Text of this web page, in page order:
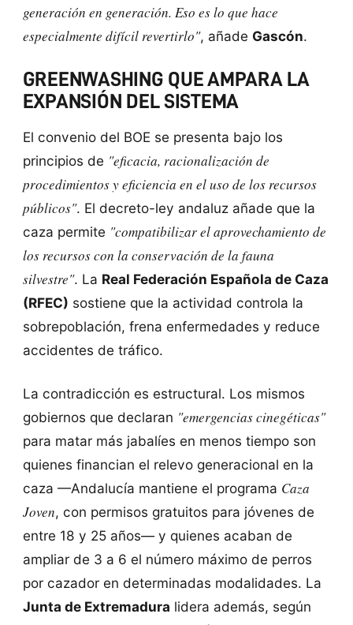
generación en generación. Eso es lo que hace
especialmente difícil revertirlo", añade Gascón.
GREENWASHING QUE AMPARA LA
EXPANSIÓN DEL SISTEMA
El convenio del BOE se presenta bajo los
principios de "eficacia, racionalización de
procedimientos y eficiencia en el uso de los recursos
públicos". El decreto-ley andaluz añade que la
caza permite "compatibilizar el aprovechamiento de
los recursos con la conservación de la fauna
silvestre". La Real Federación Española de Caza
(RFEC) sostiene que la actividad controla la
sobrepoblación, frena enfermedades y reduce
accidentes de tráfico.
La contradicción es estructural. Los mismos
gobiernos que declaran "emergencias cinegéticas"
para matar más jabalíes en menos tiempo son
quienes financian el relevo generacional en la
caza —Andalucía mantiene el programa Caza
Joven, con permisos gratuitos para jóvenes de
entre 18 y 25 años— y quienes acaban de
ampliar de 3 a 6 el número máximo de perros
por cazador en determinadas modalidades. La
Junta de Extremadura lidera además, según